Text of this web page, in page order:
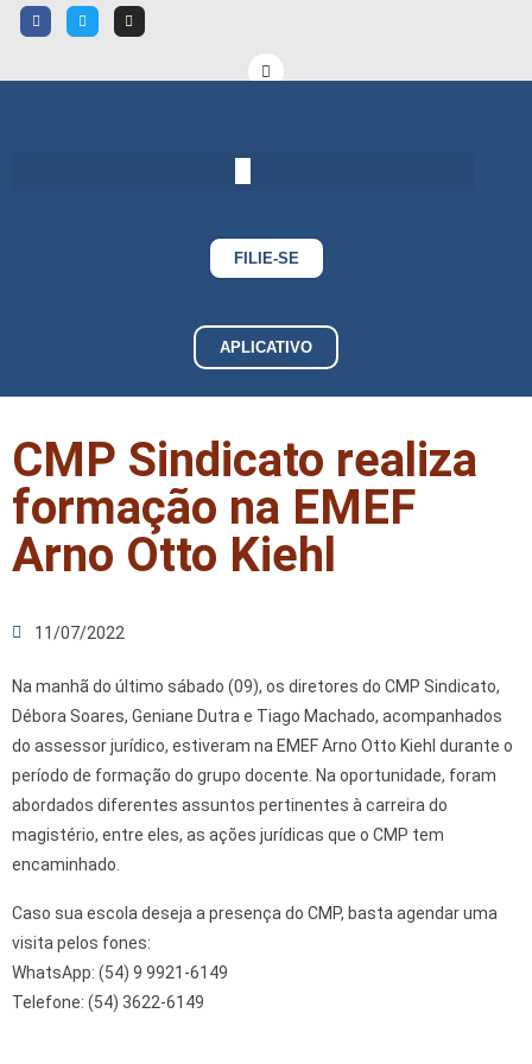
FILIE-SE
APLICATIVO
CMP Sindicato realiza
formação na EMEF
Arno Otto Kiehl
11/07/2022
Na manhã do último sábado (09), os diretores do CMP Sindicato,
Débora Soares, Geniane Dutra e Tiago Machado, acompanhados
do assessor jurídico, estiveram na EMEF Arno Otto Kiehl durante o
período de formação do grupo docente. Na oportunidade, foram
abordados diferentes assuntos pertinentes à carreira do
magistério, entre eles, as ações jurídicas que o CMP tem
encaminhado.
Caso sua escola deseja a presença do CMP, basta agendar uma
visita pelos fones:
WhatsApp: (54) 9 9921-6149
Telefone: (54) 3622-6149